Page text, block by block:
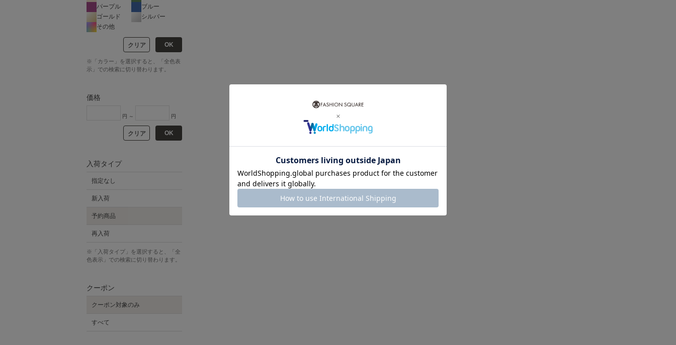
パープル
ブルー
ゴールド
シルバー
その他
クリア OK
※「カラー」を選択すると、「全色表
示」での検索に切り替わります。
価格
円 ～ 円
クリア OK
入荷タイプ
指定なし
新入荷
予約商品
再入荷
※「入荷タイプ」を選択すると、「全
色表示」での検索に切り替わります。
クーポン
クーポン対象のみ
すべて